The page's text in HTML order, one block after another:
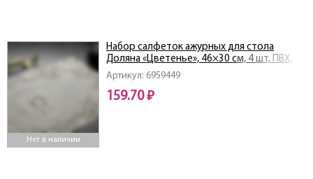
Нет в наличии
Артикул: 6959449
Набор салфеток ажурных для стола
Доляна «Цветенье», 46×30 см, 4 шт, ПВХ,
цвет бежевый
159.70 ₽